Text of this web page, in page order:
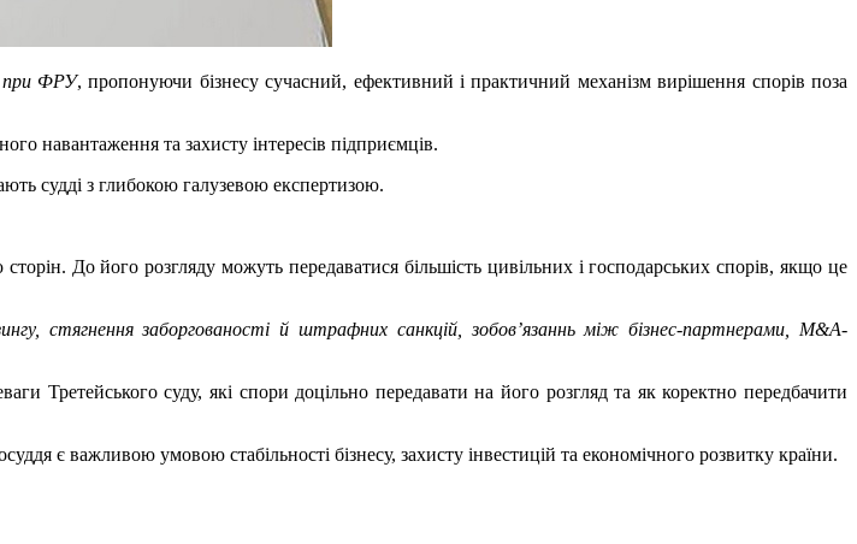
при ФРУ, пропонуючи бізнесу сучасний, ефективний і практичний механізм вирішення спорів поза
навантаження та захисту інтересів підприємців.
судді з глибокою галузевою експертизою.
До його розгляду можуть передаватися більшість цивільних і господарських спорів, якщо це
стягнення заборгованості й штрафних санкцій, зобов’язаннь між бізнес-партнерами, M&A-
Третейського суду, які спори доцільно передавати на його розгляд та як коректно передбачити
є важливою умовою стабільності бізнесу, захисту інвестицій та економічного розвитку країни.